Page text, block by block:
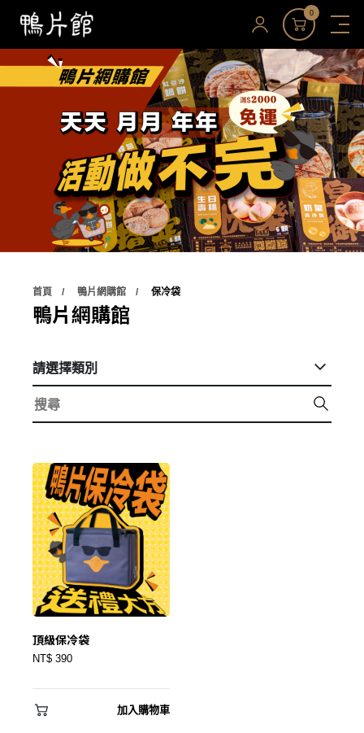
0
首頁 鴨片網購館 保冷袋
鴨片網購館
請選擇類別
頂級保冷袋
NT$ 390
加入購物車